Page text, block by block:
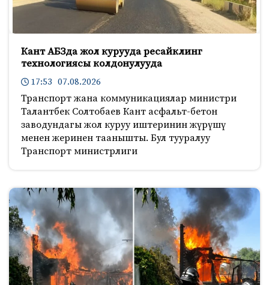
Кант АБЗда жол курууда ресайклинг
технологиясы колдонулууда
17:53 07.08.2026
Транспорт жана коммуникациялар министри
Талантбек Солтобаев Кант асфальт-бетон
заводундагы жол куруу иштеринин жүрүшү
менен жеринен таанышты. Бул тууралуу
Транспорт министрлиги